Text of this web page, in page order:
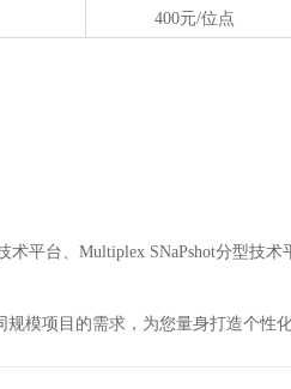
400元/位点
平台、Multiplex SNaPshot分型技
模项目的需求，为您量身打造个性化